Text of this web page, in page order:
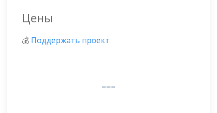
Цены
💰 Поддержать проект